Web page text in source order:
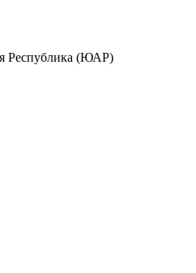
Республика (ЮАР)